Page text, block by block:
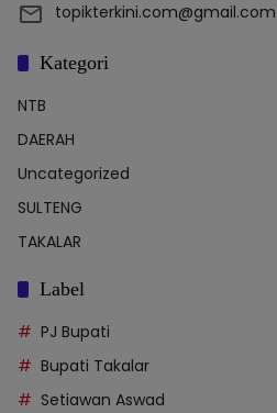
topikterkini.com@gmail.com
Kategori
NTB
DAERAH
Uncategorized
SULTENG
TAKALAR
Label
PJ Bupati
Bupati Takalar
Setiawan Aswad